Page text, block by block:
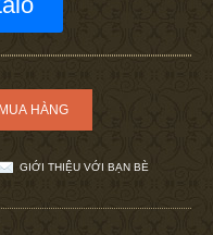
GIỚI THIỆU VỚI BẠN BÈ